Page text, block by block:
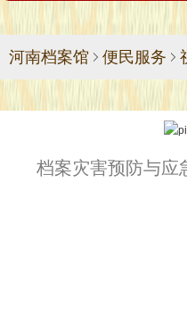
河南档案馆 便民服务
档案灾害预防与应